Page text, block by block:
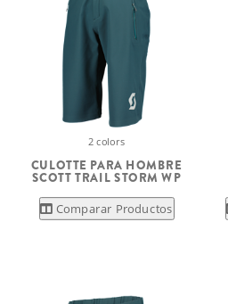
2 colors
CULOTTE PARA HOMBRE
SCOTT TRAIL STORM WP
Comparar Productos